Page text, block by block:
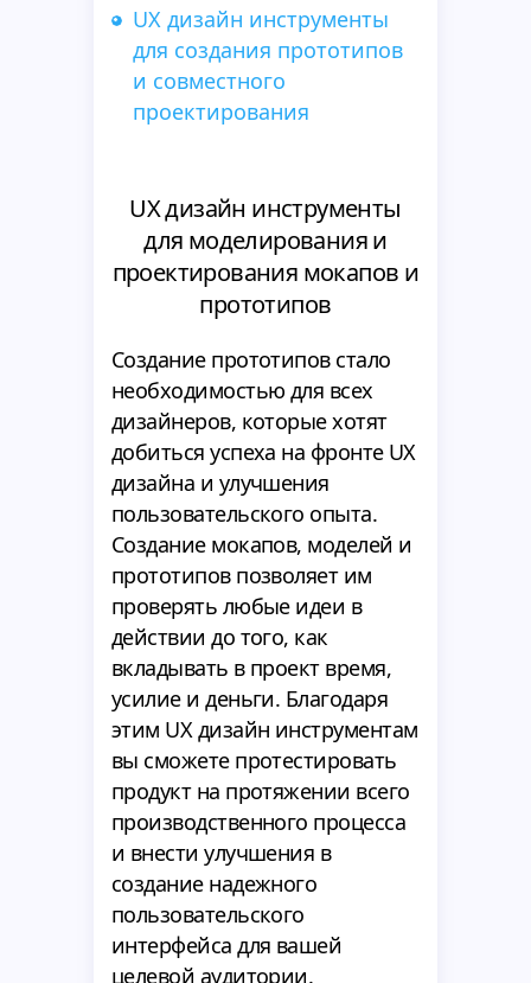
UX дизайн инструменты
для создания прототипов
и совместного
проектирования
UX дизайн инструменты
для моделирования и
проектирования мокапов и
прототипов
Создание прототипов стало
необходимостью для всех
дизайнеров, которые хотят
добиться успеха на фронте UX
дизайна и улучшения
пользовательского опыта.
Создание мокапов, моделей и
прототипов позволяет им
проверять любые идеи в
действии до того, как
вкладывать в проект время,
усилие и деньги. Благодаря
этим UX дизайн инструментам
вы сможете протестировать
продукт на протяжении всего
производственного процесса
и внести улучшения в
создание надежного
пользовательского
интерфейса для вашей
целевой аудитории.